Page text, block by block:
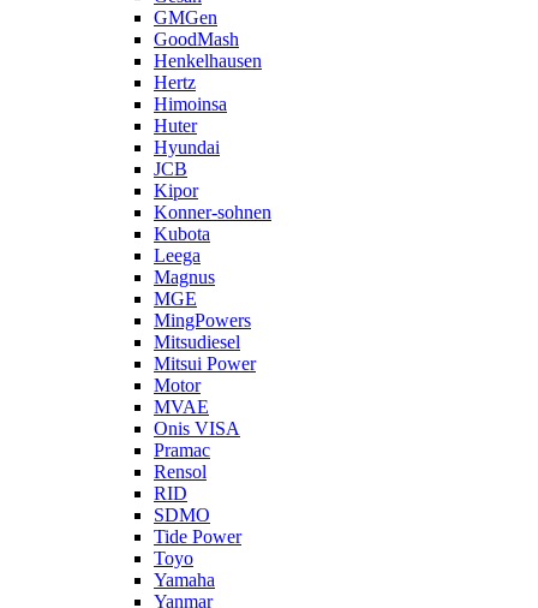
GMGen
GoodMash
Henkelhausen
Hertz
Himoinsa
Huter
Hyundai
JCB
Kipor
Konner-sohnen
Kubota
Leega
Magnus
MGE
MingPowers
Mitsudiesel
Mitsui Power
Motor
MVAE
Onis VISA
Pramac
Rensol
RID
SDMO
Tide Power
Toyo
Yamaha
Yanmar